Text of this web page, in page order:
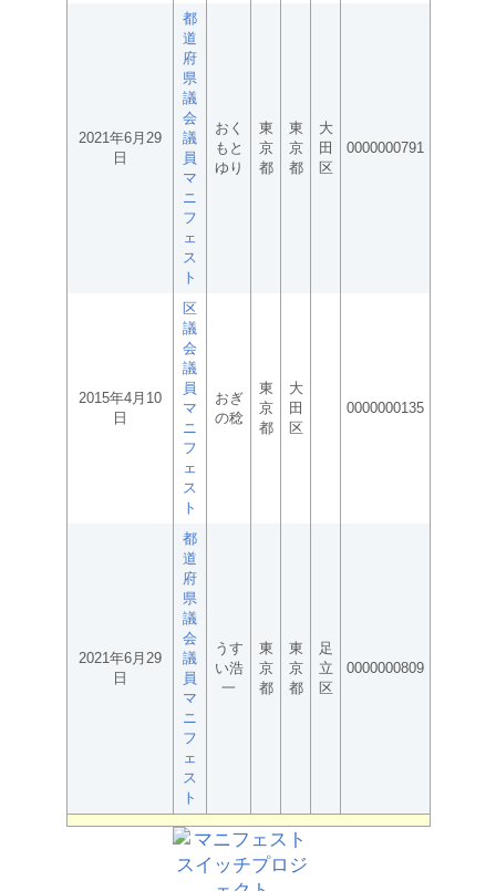
2021年6月29
日
都
道
府
県
議
会
議
員
マ
ニ
フ
ェ
ス
ト
おく
もと
ゆり
東
京
都
東
京
都
大
田
区
0000000791
2015年4月10
日
区
議
会
議
員
マ
ニ
フ
ェ
ス
ト
おぎ
の稔
東
京
都
大
田
区
0000000135
2021年6月29
日
都
道
府
県
議
会
議
員
マ
ニ
フ
ェ
ス
ト
うす
い浩
一
東
京
都
東
京
都
足
立
区
0000000809